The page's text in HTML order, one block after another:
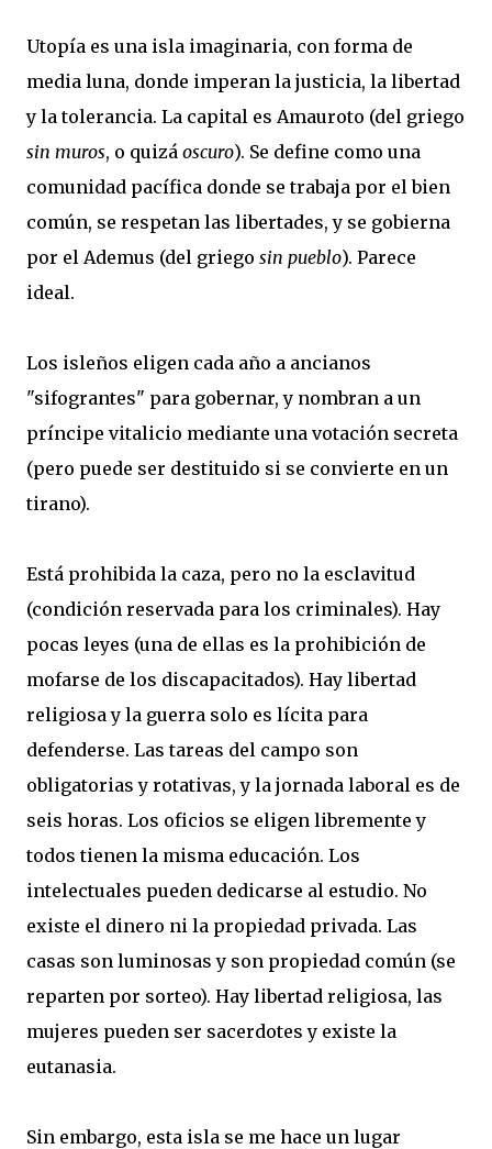
Utopía es una isla imaginaria, con forma de
media luna, donde imperan la justicia, la libertad
y la tolerancia. La capital es Amauroto (del griego
sin muros, o quizá oscuro). Se define como una
comunidad pacífica donde se trabaja por el bien
común, se respetan las libertades, y se gobierna
por el Ademus (del griego sin pueblo). Parece
ideal.
Los isleños eligen cada año a ancianos
"sifograntes" para gobernar, y nombran a un
príncipe vitalicio mediante una votación secreta
(pero puede ser destituido si se convierte en un
tirano).
Está prohibida la caza, pero no la esclavitud
(condición reservada para los criminales). Hay
pocas leyes (una de ellas es la prohibición de
mofarse de los discapacitados). Hay libertad
religiosa y la guerra solo es lícita para
defenderse. Las tareas del campo son
obligatorias y rotativas, y la jornada laboral es de
seis horas. Los oficios se eligen libremente y
todos tienen la misma educación. Los
intelectuales pueden dedicarse al estudio. No
existe el dinero ni la propiedad privada. Las
casas son luminosas y son propiedad común (se
reparten por sorteo). Hay libertad religiosa, las
mujeres pueden ser sacerdotes y existe la
eutanasia.
Sin embargo, esta isla se me hace un lugar